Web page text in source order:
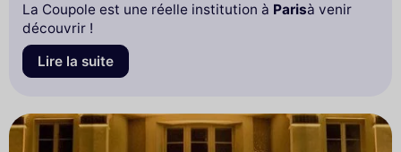
La Coupole est une réelle institution à Parisà venir
découvrir !
Lire la suite